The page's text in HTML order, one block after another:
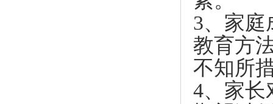
3、家庭
教育方
不知所
4、家长